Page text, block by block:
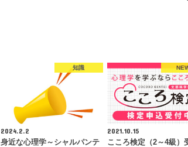
知識
2024.2.2
身近な心理学～シャルパンテ
2021.10.15
こころ検定（2～4級）